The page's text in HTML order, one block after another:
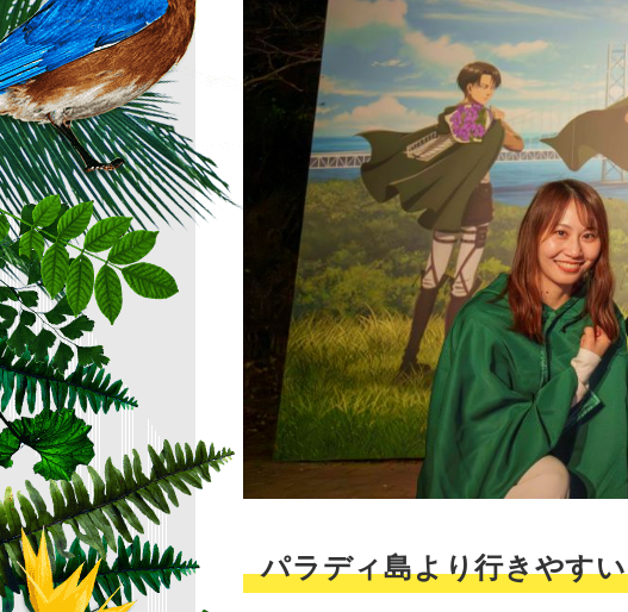
パラディ島より行きやすい